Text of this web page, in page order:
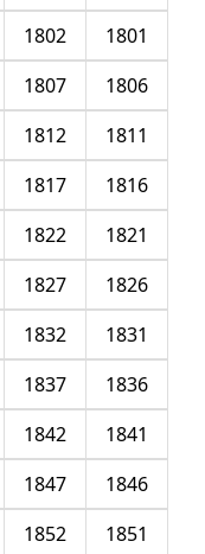
1801
1802
1806
1807
1811
1812
1816
1817
1821
1822
1826
1827
1831
1832
1836
1837
1841
1842
1846
1847
1851
1852